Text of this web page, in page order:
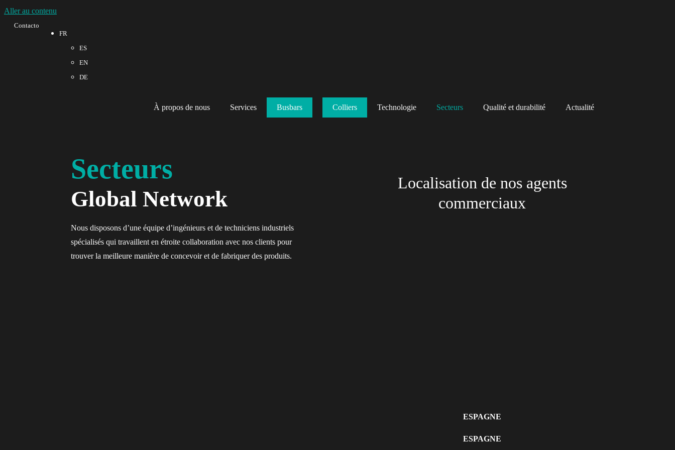
Aller au contenu
Contacto
FR
ES
EN
DE
À propos de nous Services Busbars Colliers Technologie Secteurs Qualité et durabilité Actualité
Secteurs
Global Network
Nous disposons d’une équipe d’ingénieurs et de techniciens industriels
spécialisés qui travaillent en étroite collaboration avec nos clients pour
trouver la meilleure manière de concevoir et de fabriquer des produits.
Localisation de nos agents
commerciaux
ESPAGNE
ESPAGNE